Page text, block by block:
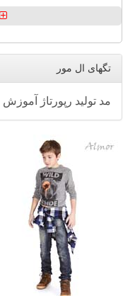
تگهای ال مور
مد تولید رپورتاژ آموزش